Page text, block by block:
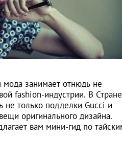
мода занимает отнюдь не
fashion-индустрии. В Стране
не только подделки Gucci и
оригинального дизайна.
вам мини-гид по